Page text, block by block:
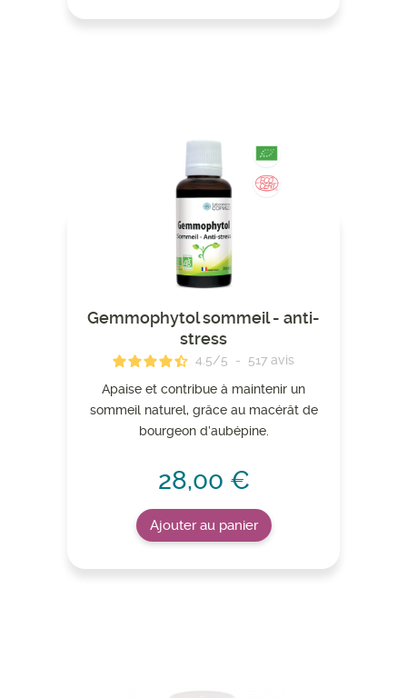
Gemmophytol sommeil - anti-
stress
4.5/5 - 517 avis
Apaise et contribue à maintenir un
sommeil naturel, grâce au macérât de
bourgeon d’aubépine.
28,00 €
Ajouter au panier